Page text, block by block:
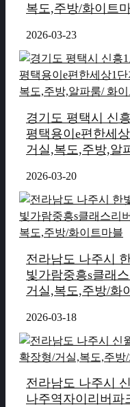
복도,주방/화이트
2026-03-23
경기도 평택시 신
평택용이e편한세
거실,복도,주방,알
2026-03-20
전라남도 나주시
빛가람중흥s클래
거실,복도,주방/화
2026-03-18
전라남도 나주시
나주역자이리버파